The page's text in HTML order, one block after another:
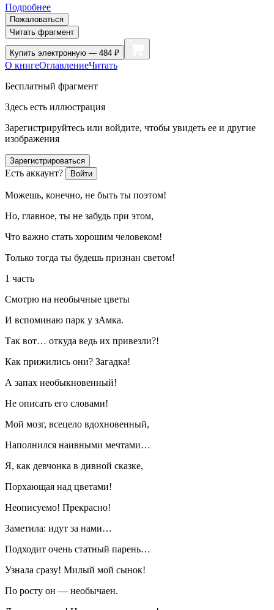
Подробнее
Пожаловаться
Читать фрагмент
Купить электронную — 484 ₽
О книгеОглавлениеЧитать
Бесплатный фрагмент
Здесь есть иллюстрация
Зарегистрируйтесь или войдите, чтобы увидеть ее и другие
изображения
Зарегистрироваться
Есть аккаунт? Войти
Можешь, конечно, не быть ты поэтом!
Но, главное, ты не забудь при этом,
Что важно стать хорошим человеком!
Только тогда ты будешь признан светом!
1 часть
Смотрю на необычные цветы
И вспоминаю парк у зАмка.
Так вот… откуда ведь их привезли?!
Как прижились они? Загадка!
А запах необыкновенный!
Не описать его словами!
Мой мозг, всецело вдохновенный,
Наполнился наивными мечтами…
Я, как девчонка в дивной сказке,
Порхающая над цветами!
Неописуемо! Прекрасно!
Заметила: идут за нами…
Подходит очень статный парень…
Узнала сразу! Милый мой сынок!
По росту он — необычаен.